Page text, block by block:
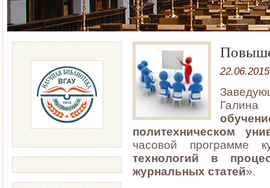
22.06.2015
политехническом
часовой программе
технологий в
журнальных статей».